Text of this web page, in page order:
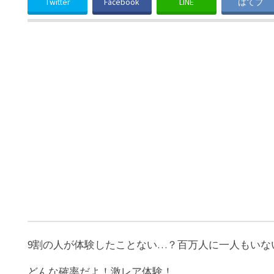
9割の人が体験したことない…？百万人に一人もいな